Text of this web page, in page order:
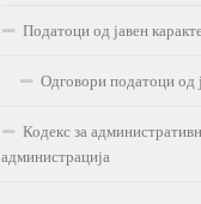
Податоци од јавен
Одговори податоци од
Кодекс за
администрација